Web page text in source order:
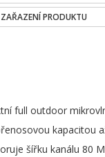
ZAŘAZENÍ PRODUKTU
full outdoor
kapacitou
šířku kanálu 80